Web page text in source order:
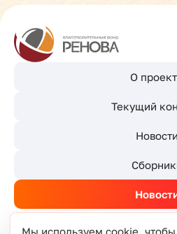
О
Текущий
Новости
Мы используем cookie, чтобы